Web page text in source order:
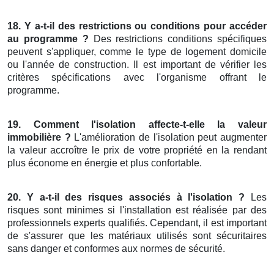
18. Y a-t-il des restrictions ou conditions pour accéder
au programme ? Des restrictions conditions spécifiques
peuvent s'appliquer, comme le type de logement domicile
ou l'année de construction. Il est important de vérifier les
critères spécifications avec l'organisme offrant le
programme.
19. Comment l'isolation affecte-t-elle la valeur
immobilière ? L'amélioration de l'isolation peut augmenter
la valeur accroître le prix de votre propriété en la rendant
plus économe en énergie et plus confortable.
20. Y a-t-il des risques associés à l'isolation ? Les
risques sont minimes si l'installation est réalisée par des
professionnels experts qualifiés. Cependant, il est important
de s'assurer que les matériaux utilisés sont sécuritaires
sans danger et conformes aux normes de sécurité.